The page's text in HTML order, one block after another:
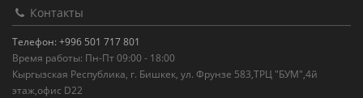
Контакты
Телефон: +996 501 717 801
Время работы: Пн-Пт 09:00 - 18:00
Кыргызская Республика, г. Бишкек, ул. Фрунзе 583,ТРЦ "БУМ",4й
этаж,офис D22